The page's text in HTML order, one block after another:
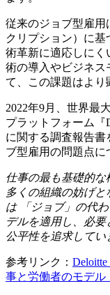
従来のジョブ型雇用
クリプション）に
術革新に適応しにく
術の導入やビジネス
て、この課題はより
2022年9月、世界最
プラットフォーム『
に関する調査報告書
ブ型雇用の問題点に
仕事の最も基礎的な
多くの組織の妨げ
は 「ジョブ」の代
デルを適用し、必要
公平性を追求してい
参考リンク：
事と労働者のモデル